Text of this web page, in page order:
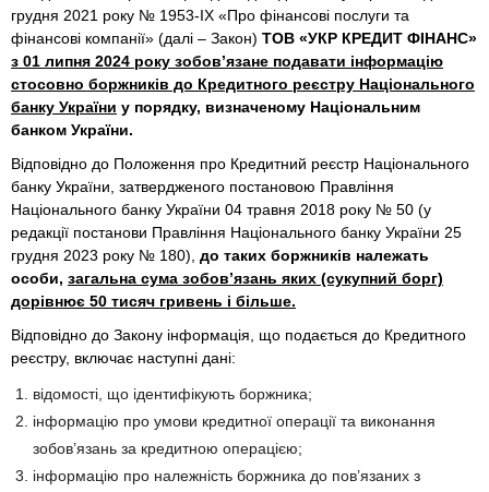
грудня 2021 року № 1953-IX «Про фінансові послуги та
фінансові компанії» (далі – Закон) ТОВ «УКР КРЕДИТ ФІНАНС»
з 01 липня 2024 року зобов’язане подавати інформацію
стосовно боржників до Кредитного реєстру Національного
банку України у порядку, визначеному Національним
банком України.
Відповідно до Положення про Кредитний реєстр Національного
банку України, затвердженого постановою Правління
Національного банку України 04 травня 2018 року № 50 (у
редакції постанови Правління Національного банку України 25
грудня 2023 року № 180), до таких боржників належать
особи, загальна сума зобов’язань яких (сукупний борг)
дорівнює 50 тисяч гривень і більше.
Відповідно до Закону інформація, що подається до Кредитного
реєстру, включає наступні дані:
відомості, що ідентифікують боржника;
інформацію про умови кредитної операції та виконання
зобов’язань за кредитною операцією;
інформацію про належність боржника до пов’язаних з